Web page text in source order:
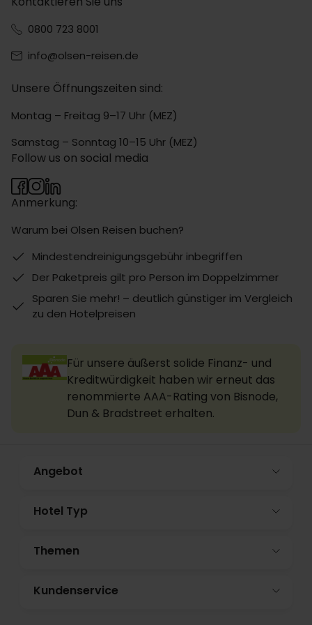
0800 723 8001
info@olsen-reisen.de
Unsere Öffnungszeiten sind:
Montag – Freitag 9–17 Uhr (MEZ)
Samstag – Sonntag 10–15 Uhr (MEZ)
Anmerkung:
Warum bei Olsen Reisen buchen?
Mindestendreinigungsgebühr inbegriffen
Der Paketpreis gilt pro Person im Doppelzimmer
Sparen Sie mehr! – deutlich günstiger im Vergleich
zu den Hotelpreisen
Follow us on social media
Für unsere äußerst solide Finanz- und
Kreditwürdigkeit haben wir erneut das
renommierte AAA-Rating von Bisnode,
Dun & Bradstreet erhalten.
Angebot
Hotel Typ
Themen
Kundenservice